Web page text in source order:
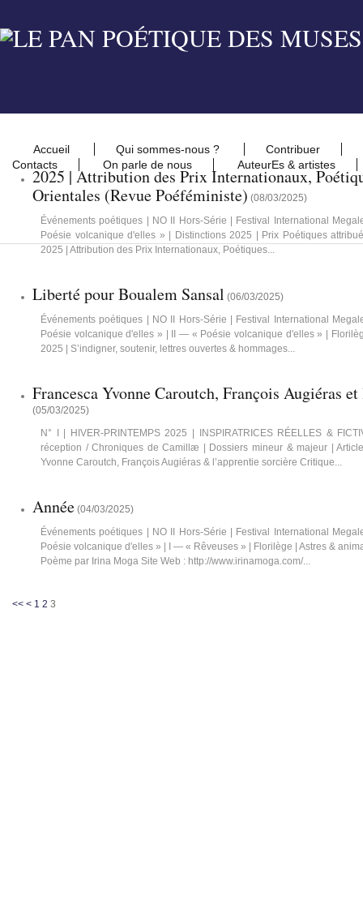
Accueil Qui sommes-nous ?
Contribuer
Contacts
On parle de nous AuteurEs & artistes
2025 | Attribution des Prix Internationaux,
Orientales (Revue Poéféministe) (08/03/2025)
Événements poétiques | NO II Hors-Série | Festival International
Poésie volcanique d'elles » | Distinctions 2025 | Prix Poétiques
2025 | Attribution des Prix Internationaux, Poétiques...
Liberté pour Boualem Sansal (06/03/2025)
Événements poétiques | NO II Hors-Série | Festival International
Poésie volcanique d'elles » | II — « Poésie volcanique d'elles » |
2025 | S’indigner, soutenir, lettres ouvertes & hommages...
Francesca Yvonne Caroutch, François Augiéras
(05/03/2025)
N° I | HIVER-PRINTEMPS 2025 | INSPIRATRICES RÉELLES &
réception / Chroniques de Camillæ | Dossiers mineur & majeur |
Yvonne Caroutch, François Augiéras & l’apprentie sorcière Critique...
Année (04/03/2025)
Événements poétiques | NO II Hors-Série | Festival International
Poésie volcanique d'elles » | I — « Rêveuses » | Florilège | Astres &
Poème par Irina Moga Site Web : http://www.irinamoga.com/...
<< < 1 2 3